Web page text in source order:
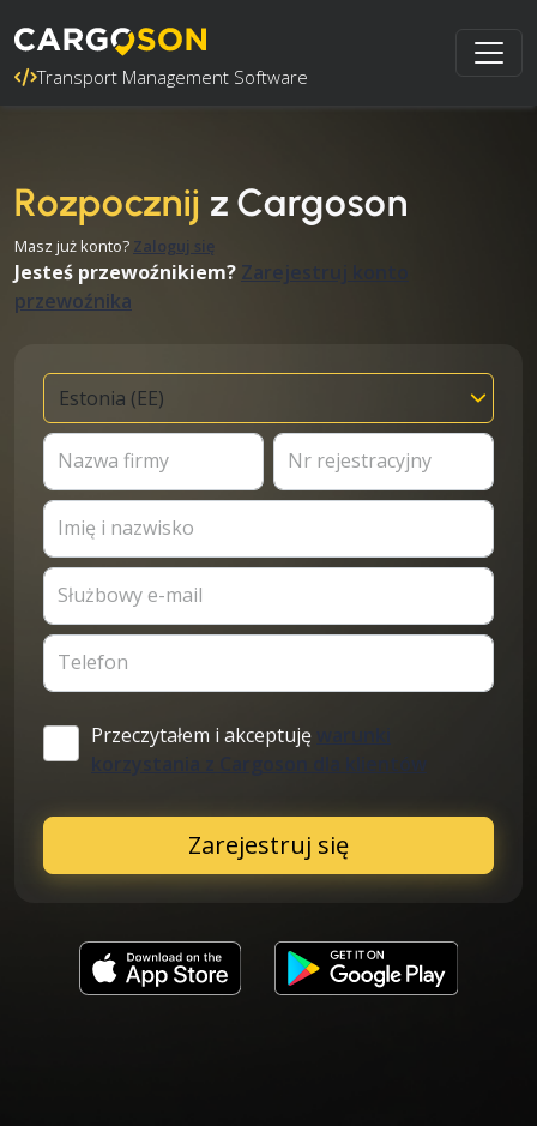
Transport Management Software
Rozpocznij z Cargoson
Masz już konto? Zaloguj się
Jesteś przewoźnikiem? Zarejestruj konto
przewoźnika
Nazwa firmy Nr rejestracyjny
Imię i nazwisko
Służbowy e-mail
Telefon
Przeczytałem i akceptuję
korzystania z Cargoson dla klientów
Zarejestruj się